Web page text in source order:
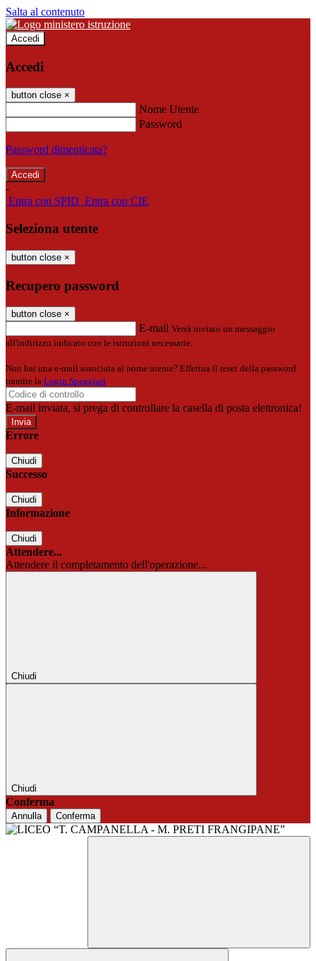
Salta al contenuto
Accedi
Accedi
button close ×
Nome Utente
Password
Password dimenticata?
-
Entra con SPID Entra con CIE
Seleziona utente
button close ×
Recupero password
button close ×
E-mail Verrà inviato un messaggio
all'indirizzo indicato con le istruzioni necessarie.
Non hai una e-mail associata al nome utente? Effettua il reset della password
tramite la Login Spaggiari
E-mail inviata, si prega di controllare la casella di posta elettronica!
Errore
Chiudi
Successo
Chiudi
Informazione
Chiudi
Attendere...
Attendere il completamento dell'operazione...
Chiudi
Chiudi
Conferma
Annulla Conferma